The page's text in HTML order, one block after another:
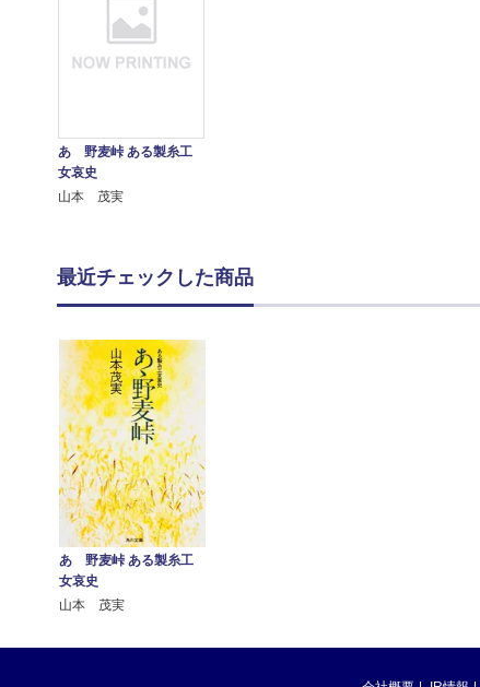
あゝ野麦峠 ある製糸工
女哀史
山本 茂実
最近チェックした商品
あゝ野麦峠 ある製糸工
女哀史
山本 茂実